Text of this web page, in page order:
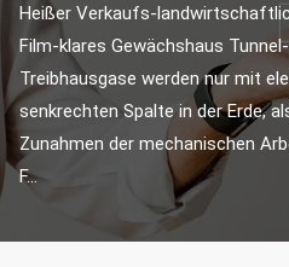
Heißer Verkaufs-
Film-klares Gewächshaus
Treibhausgase werden nur mit
senkrechten Spalte in der Erde,
Zunahmen der mechanischen
F...